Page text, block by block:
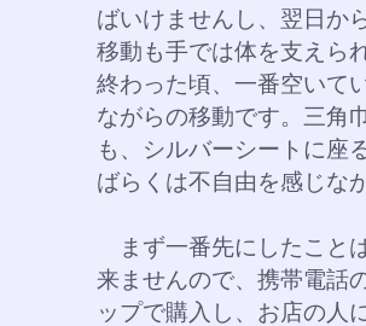
ばいけませんし、翌日か
移動も手では体を支えら
終わった頃、一番空いて
ながらの移動です。三角
も、シルバーシートに座
ばらくは不自由を感じな
まず一番先にしたこと
来ませんので、携帯電話
ップで購入し、お店の人